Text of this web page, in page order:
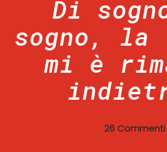
Di
sogno, la
mi è
26 Commenti